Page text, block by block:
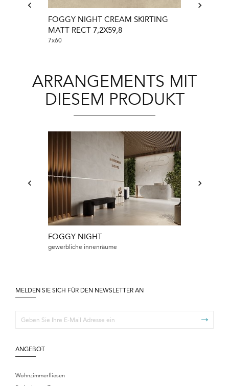
FOGGY NIGHT CREAM SKIRTING
MATT RECT 7,2X59,8
7x60
ARRANGEMENTS MIT
DIESEM PRODUKT
FOGGY NIGHT
gewerbliche innenräume
MELDEN SIE SICH FÜR DEN NEWSLETTER AN
ANGEBOT
Wohnzimmerfliesen